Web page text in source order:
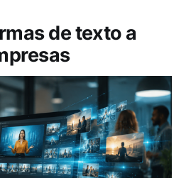
de texto a